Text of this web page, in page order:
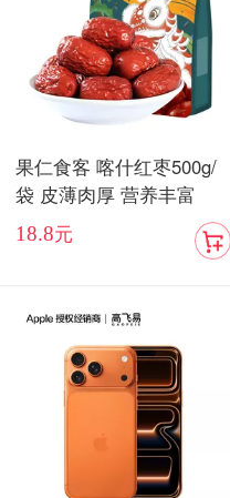
果仁食客 喀什红枣500g/
袋 皮薄肉厚 营养丰富
18.8元